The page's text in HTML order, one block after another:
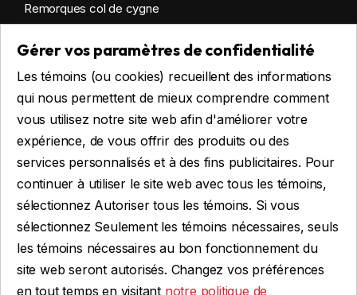
Gérer vos paramètres de confidentialité
Les témoins (ou cookies) recueillent des informations
qui nous permettent de mieux comprendre comment
vous utilisez notre site web afin d'améliorer votre
expérience, de vous offrir des produits ou des
services personnalisés et à des fins publicitaires. Pour
continuer à utiliser le site web avec tous les témoins,
sélectionnez Autoriser tous les témoins. Si vous
sélectionnez Seulement les témoins nécessaires, seuls
les témoins nécessaires au bon fonctionnement du
site web seront autorisés. Changez vos préférences
en tout temps en visitant notre politique de
Remorques col de cygne
Remorques sur mesure
Location
Obtenir du financement
Financement commercial
Financement personnel
FAIRE UNE DEMANDE